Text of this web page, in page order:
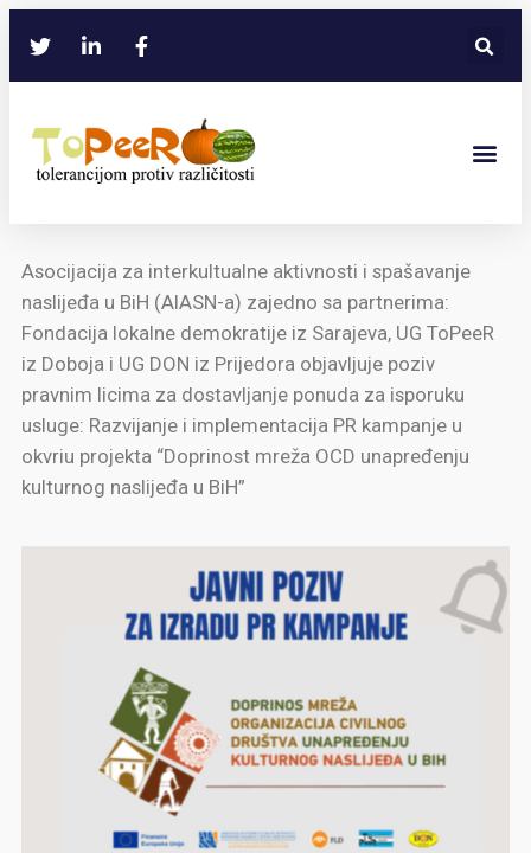
Asocijacija za interkultualne aktivnosti i spašavanje
naslijeđa u BiH (AIASN-a) zajedno sa partnerima:
Fondacija lokalne demokratije iz Sarajeva, UG ToPeeR
iz Doboja i UG DON iz Prijedora objavljuje poziv
pravnim licima za dostavljanje ponuda za isporuku
usluge: Razvijanje i implementacija PR kampanje u
okvriu projekta “Doprinost mreža OCD unapređenju
kulturnog naslijeđa u BiH”